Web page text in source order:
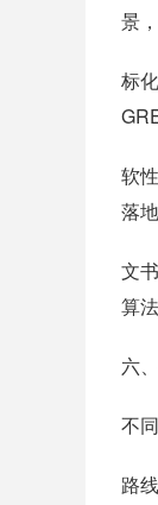
景
标
软
落
文
算
六
不
路